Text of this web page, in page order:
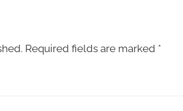
Required fields are marked *